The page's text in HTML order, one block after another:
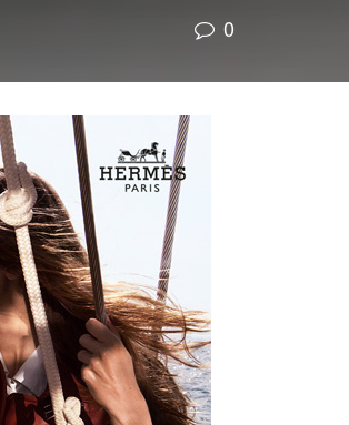
0